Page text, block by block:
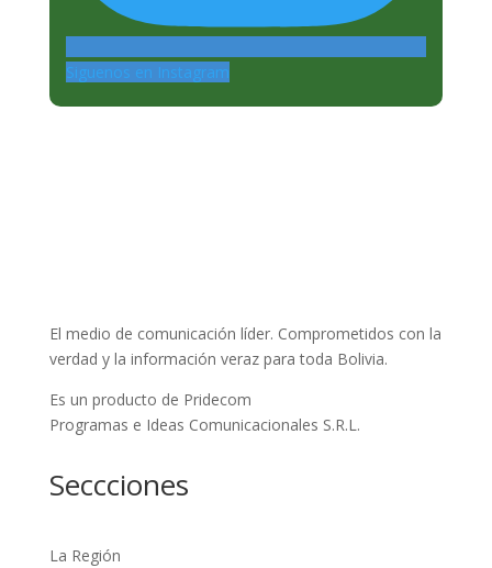
Siguenos en Instagram
El medio de comunicación líder. Comprometidos con la
verdad y la información veraz para toda Bolivia.
Es un producto de Pridecom
Programas e Ideas Comunicacionales S.R.L.
Seccciones
La Región